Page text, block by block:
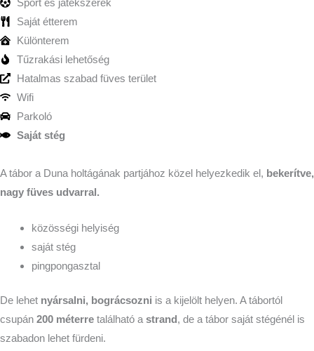
Saját étterem
Különterem
Tűzrakási lehetőség
Hatalmas szabad füves terület
Wifi
Parkoló
Saját stég
A tábor a Duna holtágának partjához közel helyezkedik el, bekerítve,
nagy füves udvarral.
közösségi helyiség
saját stég
pingpongasztal
De lehet nyársalni, bográcsozni is a kijelölt helyen. A tábortól
csupán 200 méterre található a strand, de a tábor saját stégénél is
szabadon lehet fürdeni.